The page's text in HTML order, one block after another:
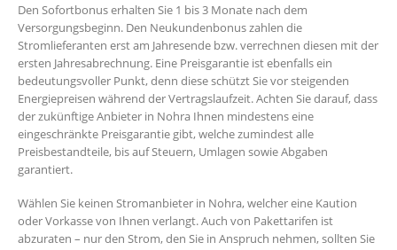
Den Sofortbonus erhalten Sie 1 bis 3 Monate nach dem
Versorgungsbeginn. Den Neukundenbonus zahlen die
Stromlieferanten erst am Jahresende bzw. verrechnen diesen mit der
ersten Jahresabrechnung. Eine Preisgarantie ist ebenfalls ein
bedeutungsvoller Punkt, denn diese schützt Sie vor steigenden
Energiepreisen während der Vertragslaufzeit. Achten Sie darauf, dass
der zukünftige Anbieter in Nohra Ihnen mindestens eine
eingeschränkte Preisgarantie gibt, welche zumindest alle
Preisbestandteile, bis auf Steuern, Umlagen sowie Abgaben
garantiert.
Wählen Sie keinen Stromanbieter in Nohra, welcher eine Kaution
oder Vorkasse von Ihnen verlangt. Auch von Pakettarifen ist
abzuraten – nur den Strom, den Sie in Anspruch nehmen, sollten Sie